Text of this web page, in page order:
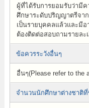
ผู้ที่ได้รับการยอมรับว่ามีค
ศึกษาระดับปริญญาตรีจา
เป็นรายบุคคลแล้วและมีอ
ต้องติดต่อสอบถามรายละ
ข้อควรระวังอื่นๆ
อื่นๆ(Please refer to the
จำนวนนักศึกษาต่างชาติ